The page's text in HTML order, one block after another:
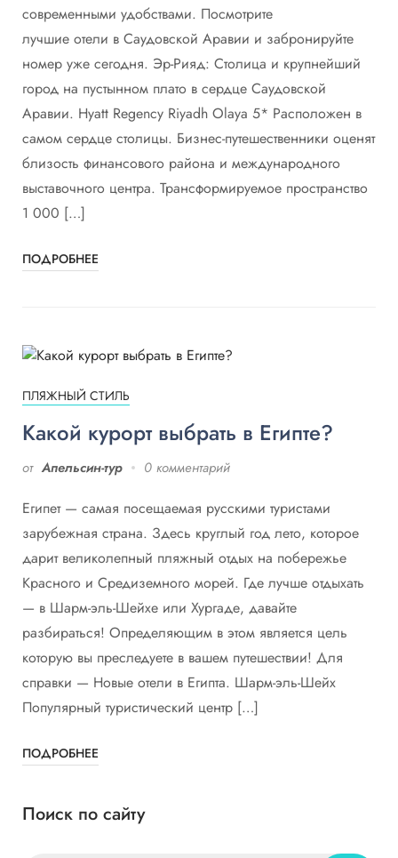
современными удобствами. Посмотрите
лучшие отели в Саудовской Аравии и забронируйте
номер уже сегодня. Эр-Рияд: Столица и крупнейший
город на пустынном плато в сердце Саудовской
Аравии. Hyatt Regency Riyadh Olaya 5* Расположен в
самом сердце столицы. Бизнес-путешественники оценят
близость финансового района и международного
выставочного центра. Трансформируемое пространство
1 000 […]
ПОДРОБНЕЕ
ПЛЯЖНЫЙ СТИЛЬ
Какой курорт выбрать в Египте?
от Апельсин-тур 0 комментарий
Египет — самая посещаемая русскими туристами
зарубежная страна. Здесь круглый год лето, которое
дарит великолепный пляжный отдых на побережье
Красного и Средиземного морей. Где лучше отдыхать
— в Шарм-эль-Шейхе или Хургаде, давайте
разбираться! Определяющим в этом является цель
которую вы преследуете в вашем путешествии! Для
справки — Новые отели в Египта. Шарм-эль-Шейх
Популярный туристический центр […]
ПОДРОБНЕЕ
Поиск по сайту